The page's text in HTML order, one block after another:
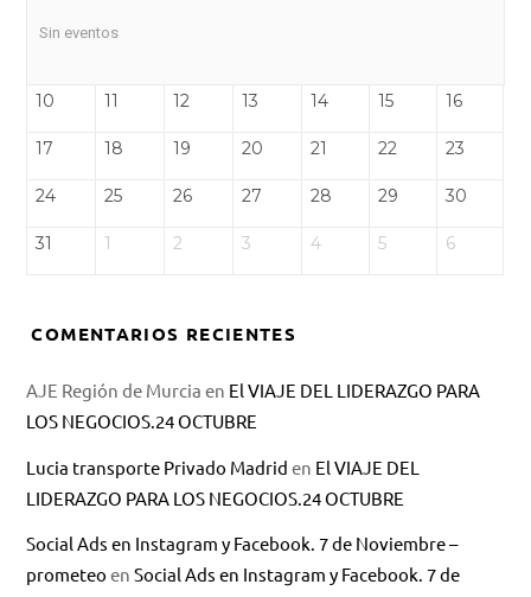
Sin eventos
10 11 12 13 14 15 16
17 18 19 20 21 22 23
24 25 26 27 28 29 30
31 1 2 3 4 5 6
COMENTARIOS RECIENTES
AJE Región de Murcia en El VIAJE DEL LIDERAZGO PARA
LOS NEGOCIOS.24 OCTUBRE
Lucia transporte Privado Madrid en El VIAJE DEL
LIDERAZGO PARA LOS NEGOCIOS.24 OCTUBRE
Social Ads en Instagram y Facebook. 7 de Noviembre –
prometeo enSocial Ads en Instagram y Facebook. 7 de